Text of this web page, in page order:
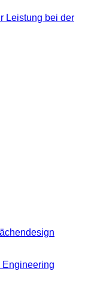
Leistung bei der